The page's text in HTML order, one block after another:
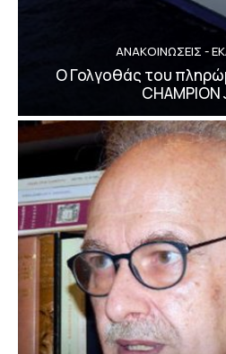
ΑΝΑΚΟΙΝΩΣΕΙΣ -
Ο Γολγοθάς του
CHAMPION